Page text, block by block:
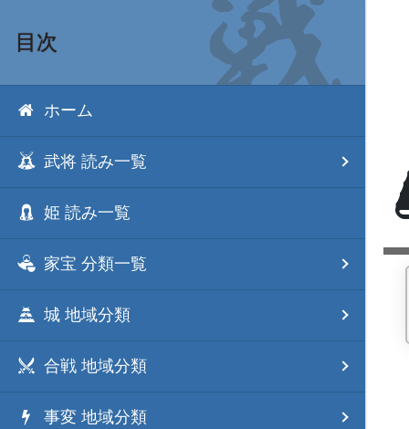
目次
ホーム
武将 読み一覧
姫 読み一覧
家宝 分類一覧
城 地域分類
合戦 地域分類
事変 地域分類